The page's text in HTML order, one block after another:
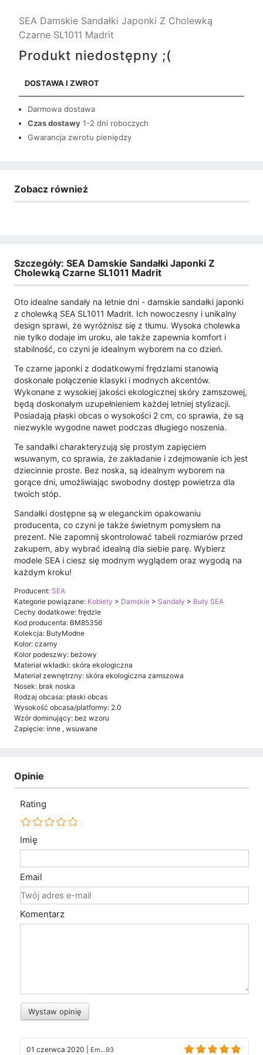
SEA Damskie Sandałki Japonki Z Cholewką
Czarne SL1011 Madrit
Produkt niedostępny ;(
DOSTAWA I ZWROT
Darmowa dostawa
Czas dostawy 1-2 dni roboczych
Gwarancja zwrotu pieniędzy
Zobacz również
Szczegóły: SEA Damskie Sandałki Japonki Z
Cholewką Czarne SL1011 Madrit
Oto idealne sandały na letnie dni - damskie sandałki japonki
z cholewką SEA SL1011 Madrit. Ich nowoczesny i unikalny
design sprawi, że wyróżnisz się z tłumu. Wysoka cholewka
nie tylko dodaje im uroku, ale także zapewnia komfort i
stabilność, co czyni je idealnym wyborem na co dzień.
Te czarne japonki z dodatkowymi frędzlami stanowią
doskonałe połączenie klasyki i modnych akcentów.
Wykonane z wysokiej jakości ekologicznej skóry zamszowej,
będą doskonałym uzupełnieniem każdej letniej stylizacji.
Posiadają płaski obcas o wysokości 2 cm, co sprawia, że są
niezwykle wygodne nawet podczas długiego noszenia.
Te sandałki charakteryzują się prostym zapięciem
wsuwanym, co sprawia, że zakładanie i zdejmowanie ich jest
dziecinnie proste. Bez noska, są idealnym wyborem na
gorące dni, umożliwiając swobodny dostęp powietrza dla
twoich stóp.
Sandałki dostępne są w eleganckim opakowaniu
producenta, co czyni je także świetnym pomysłem na
prezent. Nie zapomnij skontrolować tabeli rozmiarów przed
zakupem, aby wybrać idealną dla siebie parę. Wybierz
modele SEA i ciesz się modnym wyglądem oraz wygodą na
każdym kroku!
Producent: SEA
Kategorie powiązane: Kobiety > Damskie > Sandały > Buty SEA
Cechy dodatkowe: frędzle
Kod producenta: BM85356
Kolekcja: ButyModne
Kolor: czarny
Kolor podeszwy: beżowy
Materiał wkładki: skóra ekologiczna
Materiał zewnętrzny: skóra ekologiczna zamszowa
Nosek: brak noska
Rodzaj obcasa: płaski obcas
Wysokość obcasa/platformy: 2.0
Wzór dominujący: bez wzoru
Zapięcie: inne , wsuwane
Opinie
Rating
Imię
Email
Komentarz
Wystaw opinię
01 czerwca 2020 Em...93